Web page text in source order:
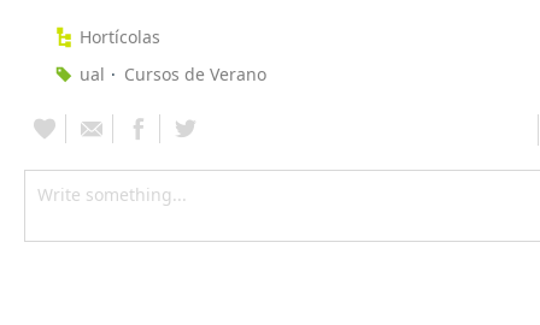
Hortícolas
ual
Cursos de Verano